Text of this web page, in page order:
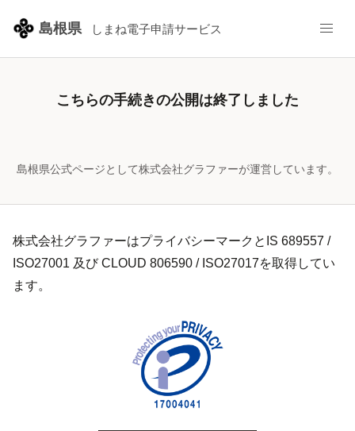
島根県 しまね電子申請サービス
こちらの手続きの公開は終了しました
島根県公式ページとして株式会社グラファーが運営しています。
株式会社グラファーはプライバシーマークとIS 689557 /
ISO27001 及び CLOUD 806590 / ISO27017を取得してい
ます。